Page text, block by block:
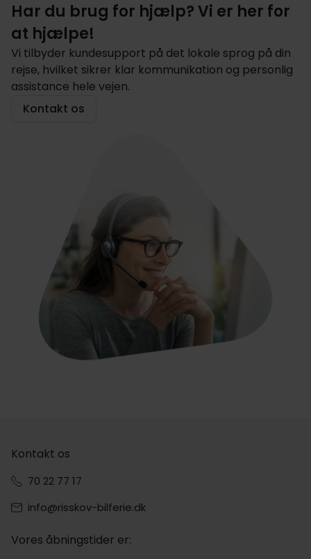
Har du brug for hjælp? Vi er her for
at hjælpe!
Vi tilbyder kundesupport på det lokale sprog på din
rejse, hvilket sikrer klar kommunikation og personlig
assistance hele vejen.
Kontakt os
Kontakt os
70 22 77 17
info@risskov-bilferie.dk
Vores åbningstider er: